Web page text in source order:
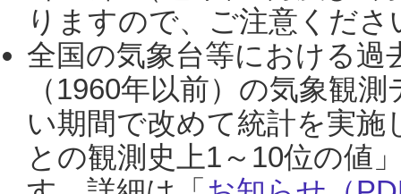
りますので、ご注意くだ
全国の気象台等における過
（1960年以前）の気象観
い期間で改めて統計を実
との観測史上1～10位の値